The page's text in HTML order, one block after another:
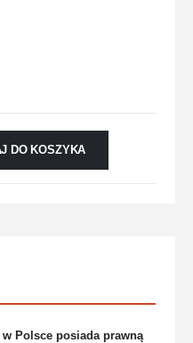
DO KOSZYKA
Polsce posiada prawną